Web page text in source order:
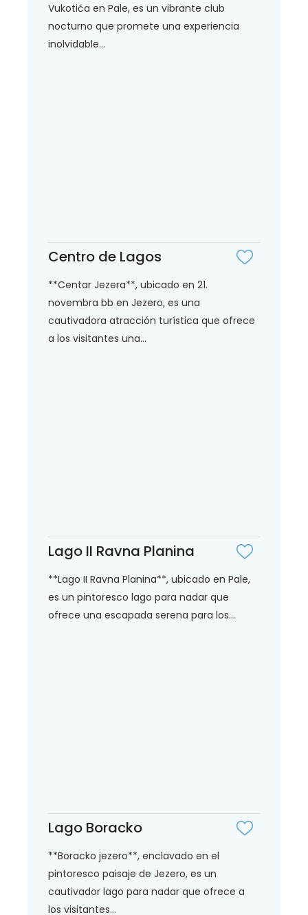
Vukotića en Pale, es un vibrante club
nocturno que promete una experiencia
inolvidable...
Centro de Lagos
**Centar Jezera**, ubicado en 21.
novembra bb en Jezero, es una
cautivadora atracción turística que ofrece
a los visitantes una...
Lago II Ravna Planina
**Lago II Ravna Planina**, ubicado en Pale,
es un pintoresco lago para nadar que
ofrece una escapada serena para los...
Lago Boracko
**Boracko jezero**, enclavado en el
pintoresco paisaje de Jezero, es un
cautivador lago para nadar que ofrece a
los visitantes...